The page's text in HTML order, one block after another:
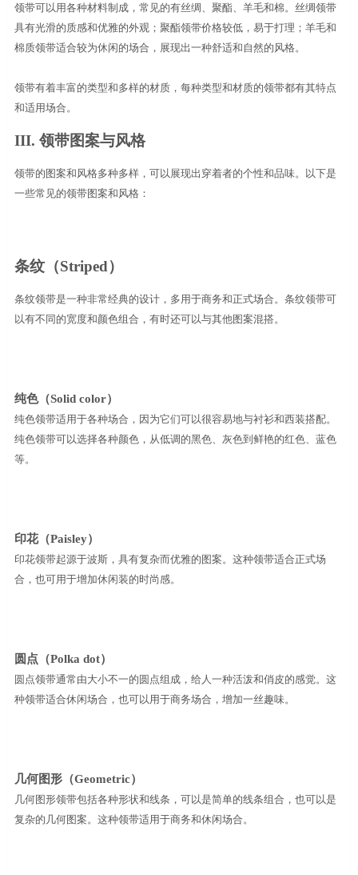
领带可以用各种材料制成，常见的有丝绸、聚酯、羊毛和棉。丝绸领带
具有光滑的质感和优雅的外观；聚酯领带价格较低，易于打理；羊毛和
棉质领带适合较为休闲的场合，展现出一种舒适和自然的风格。
领带有着丰富的类型和多样的材质，每种类型和材质的领带都有其特点
和适用场合。
III. 领带图案与风格
领带的图案和风格多种多样，可以展现出穿着者的个性和品味。以下是
一些常见的领带图案和风格：
条纹（Striped）
条纹领带是一种非常经典的设计，多用于商务和正式场合。条纹领带可
以有不同的宽度和颜色组合，有时还可以与其他图案混搭。
纯色（Solid color）
纯色领带适用于各种场合，因为它们可以很容易地与衬衫和西装搭配。
纯色领带可以选择各种颜色，从低调的黑色、灰色到鲜艳的红色、蓝色
等。
印花（Paisley）
印花领带起源于波斯，具有复杂而优雅的图案。这种领带适合正式场
合，也可用于增加休闲装的时尚感。
圆点（Polka dot）
圆点领带通常由大小不一的圆点组成，给人一种活泼和俏皮的感觉。这
种领带适合休闲场合，也可以用于商务场合，增加一丝趣味。
几何图形（Geometric）
几何图形领带包括各种形状和线条，可以是简单的线条组合，也可以是
复杂的几何图案。这种领带适用于商务和休闲场合。